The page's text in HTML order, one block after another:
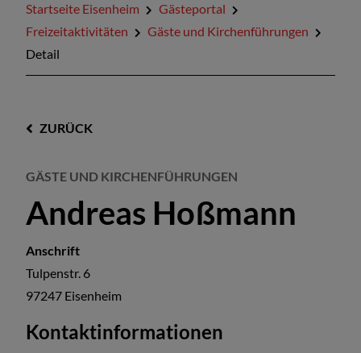
Startseite Eisenheim
Gästeportal
Freizeitaktivitäten
Gäste und Kirchenführungen
Detail
ZURÜCK
GÄSTE UND KIRCHENFÜHRUNGEN
Andreas Hoßmann
Anschrift
Tulpenstr. 6
97247 Eisenheim
Kontaktinformationen